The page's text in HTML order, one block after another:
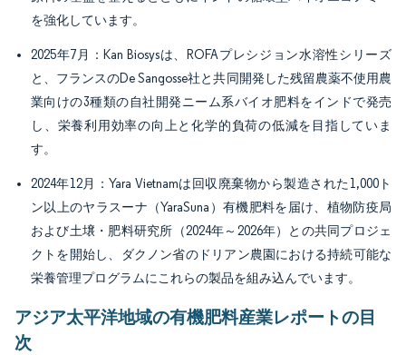
を強化しています。
2025年7月：Kan Biosysは、ROFAプレシジョン水溶性シリーズ
と、フランスのDe Sangosse社と共同開発した残留農薬不使用農
業向けの3種類の自社開発ニーム系バイオ肥料をインドで発売
し、栄養利用効率の向上と化学的負荷の低減を目指していま
す。
2024年12月：Yara Vietnamは回収廃棄物から製造された1,000ト
ン以上のヤラスーナ（YaraSuna）有機肥料を届け、植物防疫局
および土壌・肥料研究所（2024年～2026年）との共同プロジェ
クトを開始し、ダクノン省のドリアン農園における持続可能な
栄養管理プログラムにこれらの製品を組み込んでいます。
アジア太平洋地域の有機肥料産業レポートの目
次